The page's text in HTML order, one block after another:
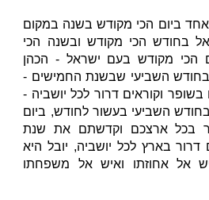
ביום הכי מקודש בשנה במקום
בחודש הכי מקודש ובשנה הכי
הכי מקודש בעם ישראל - הכהן
השביעי שבשנת החמישים -
וקוראים דרור לכל יושביה -
השביעי בעשור לחודש, ביום
בכל ארצכם וקדשתם את שנת
בארץ לכל יושביה, יובל היא
אל אחוזתו ואיש אל משפחתו